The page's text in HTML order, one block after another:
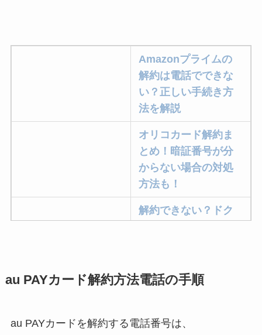
解約できない？バロ
ニーを電話から解約
する方法を完全攻略
Amazonプライムの
解約は電話でできな
い？正しい手続き方
法を解説
オリコカード解約ま
とめ！暗証番号が分
からない場合の対処
方法も！
解約できない？ドク
ミュゼプラチナムの
解約方法まとめ！契
どうなる？
au PAYカード解約方法電話の手順
au PAYカードを解約する電話番号は、